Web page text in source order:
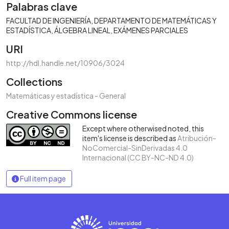
Palabras clave
FACULTAD DE INGENIERÍA DEPARTAMENTO DE MATEMÁTICAS Y
ESTADÍSTICA ÁLGEBRA LINEAL EXÁMENES PARCIALES
URI
http://hdl.handle.net/10906/3024
Collections
Matemáticas y estadística - General
Creative Commons license
Except where otherwised noted, this
item's license is described asAtribución-
NoComercial-SinDerivadas 4.0
Internacional (CC BY-NC-ND 4.0)
Full item page